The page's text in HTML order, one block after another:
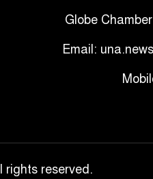
Globe
Email:
rights reserved.